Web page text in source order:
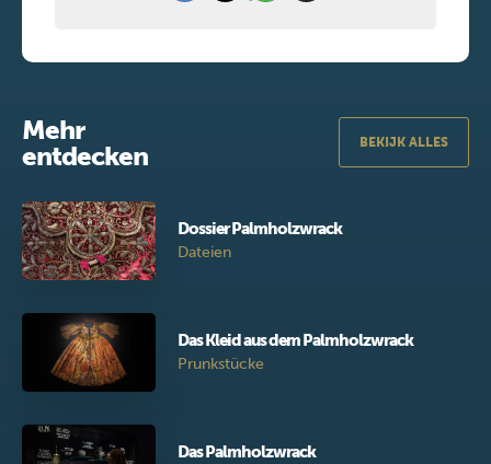
Mehr
entdecken
BEKIJK ALLES
Dossier Palmholzwrack
Dateien
Das Kleid aus dem Palmholzwrack
Prunkstücke
Das Palmholzwrack